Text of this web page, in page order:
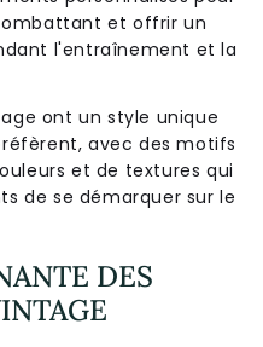
et offrir un
l'entraînement et la
ont un style unique
avec des motifs
et de textures qui
de se démarquer sur le
DES